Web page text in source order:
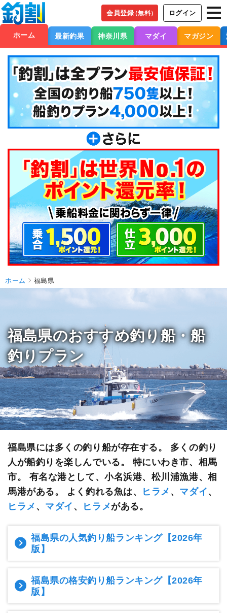
会員登録（無料） ログイン
ホーム 最新釣果 神奈川県 マダイ マガジン
ホーム 福島県
福島県のおすすめ釣り船・船
釣りプラン
福島県には多くの釣り船が存在する。 多くの釣り
人が船釣りを楽しんでいる。 特にいわき市、相馬
市。 有名な港として、小名浜港、松川浦漁港、相
馬港がある。 よく釣れる魚は、
ヒラメ 、 マダイ、
ヒラメ 、 マダイ 、 ヒラメがある。
福島県の人気釣り船ランキング【2026年
版】
福島県の格安釣り船ランキング【2026年
版】